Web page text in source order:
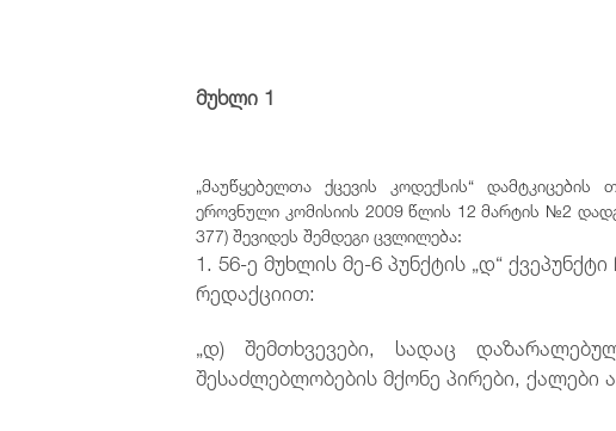
მუხლი 1
„მაუწყებელთა ქცევის კოდექსის“ დამტკიცების
ეროვნული კომისიის 2009 წლის 12 მარტის №2
377) შევიდეს შემდეგი ცვლილება:
1. 56-ე მუხლის მე-6 პუნქტის „დ“
რედაქციით:
„დ) შემთხვევები, სადაც
შესაძლებლობების მქონე პირები, ქალები